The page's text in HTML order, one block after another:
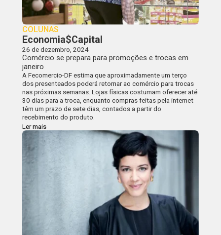
COLUNAS
Economia$Capital
26 de dezembro, 2024
Comércio se prepara para promoções e trocas em
janeiro
A Fecomercio-DF estima que aproximadamente um terço
dos presenteados poderá retornar ao comércio para trocas
nas próximas semanas. Lojas físicas costumam oferecer até
30 dias para a troca, enquanto compras feitas pela internet
têm um prazo de sete dias, contados a partir do
recebimento do produto.
Ler mais